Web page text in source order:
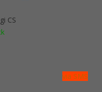
CS
via SMS